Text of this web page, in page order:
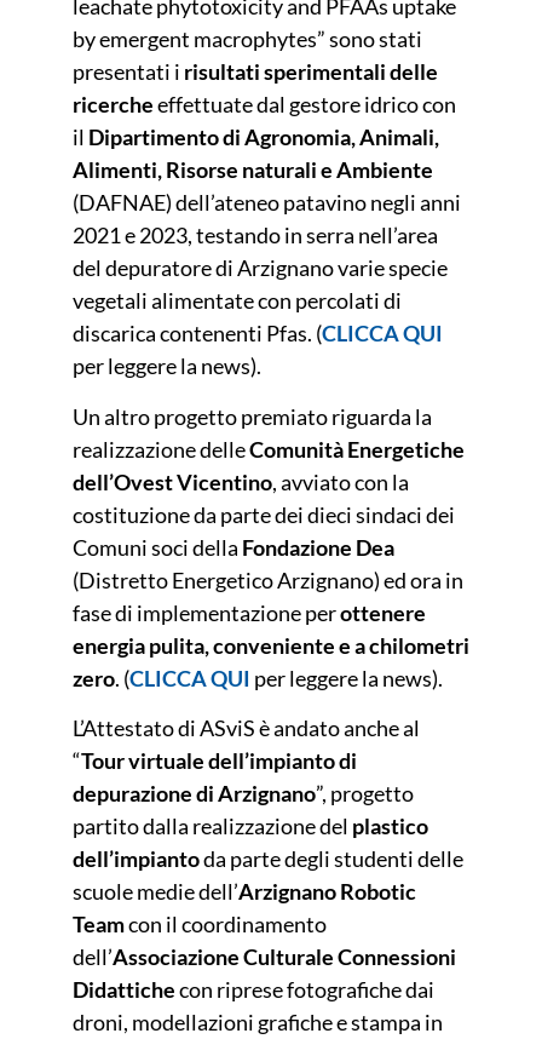
leachate phytotoxicity and PFAAs uptake
by emergent macrophytes” sono stati
presentati i risultati sperimentali delle
ricercheeffettuate dal gestore idrico con
il Dipartimento di Agronomia, Animali,
Alimenti, Risorse naturali e Ambiente
(DAFNAE) dell’ateneo patavino negli anni
2021 e 2023, testando in serra nell’area
del depuratore di Arzignano varie specie
vegetali alimentate con percolati di
discarica contenenti Pfas. (CLICCA QUI
per leggere la news).
Un altro progetto premiato riguarda la
realizzazione delleComunità Energetiche
dell’Ovest Vicentino, avviato con la
costituzione da parte dei dieci sindaci dei
Comuni soci della Fondazione Dea
(Distretto Energetico Arzignano) ed ora in
fase di implementazione perottenere
energia pulita, conveniente e a chilometri
zero. (CLICCA QUI per leggere la news).
L’Attestato di ASviS è andato anche al
“Tour virtuale dell’impianto di
depurazione di Arzignano”, progetto
partito dalla realizzazione del plastico
dell’impiantoda parte degli studenti delle
scuole medie dell’Arzignano Robotic
Teamcon il coordinamento
dell’Associazione Culturale Connessioni
Didattichecon riprese fotografiche dai
droni, modellazioni grafiche e stampa in